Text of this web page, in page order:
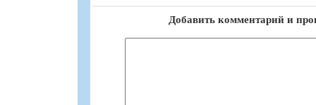
Добавить комментарий и